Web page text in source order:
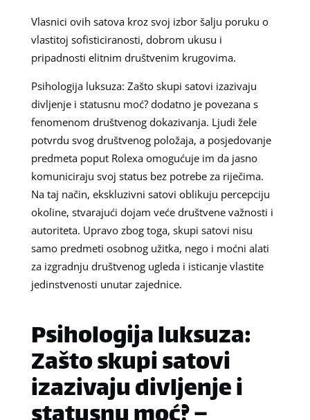
Vlasnici ovih satova kroz svoj izbor šalju poruku o
vlastitoj sofisticiranosti, dobrom ukusu i
pripadnosti elitnim društvenim krugovima.
Psihologija luksuza: Zašto skupi satovi izazivaju
divljenje i statusnu moć? dodatno je povezana s
fenomenom društvenog dokazivanja. Ljudi žele
potvrdu svog društvenog položaja, a posjedovanje
predmeta poput Rolexa omogućuje im da jasno
komuniciraju svoj status bez potrebe za riječima.
Na taj način, ekskluzivni satovi oblikuju percepciju
okoline, stvarajući dojam veće društvene važnosti i
autoriteta. Upravo zbog toga, skupi satovi nisu
samo predmeti osobnog užitka, nego i moćni alati
za izgradnju društvenog ugleda i isticanje vlastite
jedinstvenosti unutar zajednice.
Psihologija luksuza:
Zašto skupi satovi
izazivaju divljenje i